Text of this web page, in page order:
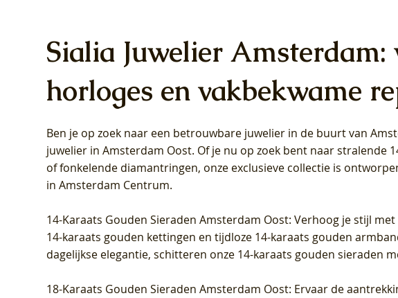
Blush Lab Diamonds Oorhangers
LG9006Y/S - Geelgoud (14k) met Lab
grown Diamant
Blush Lab Diamonds
LG9007Y/S - Geelgoud
grown Diamant
Blush Lab Diamonds Collier LG3019Y
– Geelgoud (14k) met Lab grown
Diamant
Blush Lab Diamonds Ring
Geelgoud (14k) met Lab
Diamant
Blush Lab Diamonds Ring LG1031Y -
Geelgoud (14k) met Lab grown
Diamant
Blush Lab Diamonds Ring
Geelgoud (14k) met Lab
Diamant
Sialia Juwelier Amsterdam:
horloges en vakbekwame
Ben je op zoek naar een betrouwbare juwelier in de buurt van
juwelier in Amsterdam Oost. Of je nu op zoek bent naar stralende
of fonkelende diamantringen, onze exclusieve collectie is
in Amsterdam Centrum.
14-Karaats Gouden Sieraden Amsterdam Oost: Verhoog je stijl
14-karaats gouden kettingen en tijdloze 14-karaats gouden
dagelijkse elegantie, schitteren onze 14-karaats gouden sieraden
18-Karaats Gouden Sieraden Amsterdam Oost: Ervaar de